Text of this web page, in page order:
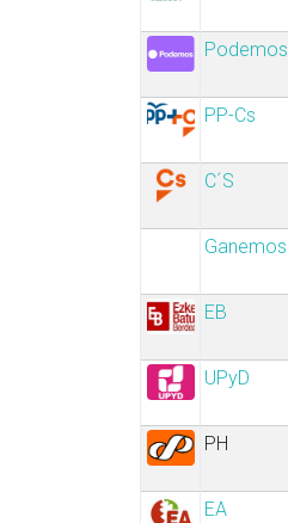
Podemos
PP-Cs
C´S
Ganemos
EB
UPyD
PH
EA